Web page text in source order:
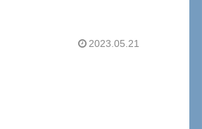
2023.05.21